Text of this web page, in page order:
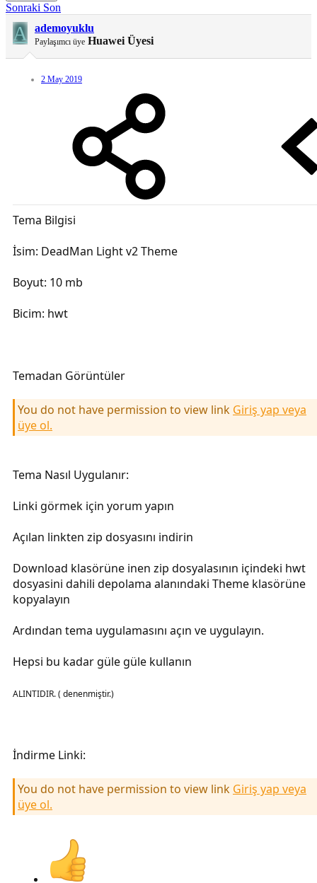
Sonraki Son
A ademoyuklu
Paylaşımcı üye Huawei Üyesi
2 May 2019
Tema Bilgisi
İsim: DeadMan Light v2 Theme
Boyut: 10 mb
Bicim: hwt
Temadan Görüntüler
You do not have permission to view link Giriş yap veya
üye ol.
Tema Nasıl Uygulanır:
Linki görmek için yorum yapın
Açılan linkten zip dosyasını indirin
Download klasörüne inen zip dosyalasının içindeki hwt
dosyasini dahili depolama alanındaki Theme klasörüne
kopyalayın
Ardından tema uygulamasını açın ve uygulayın.
Hepsi bu kadar güle güle kullanın
ALINTIDIR. ( denenmiştir.)
İndirme Linki:
You do not have permission to view link Giriş yap veya
üye ol.